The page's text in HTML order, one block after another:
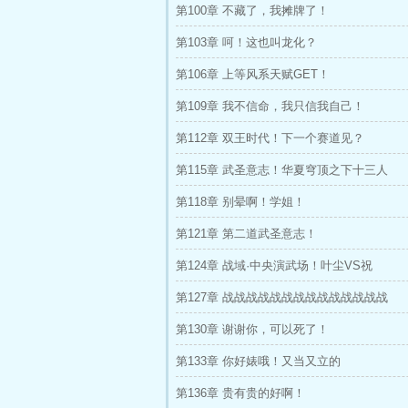
第100章 不藏了，我摊牌了！
第103章 呵！这也叫龙化？
第106章 上等风系天赋GET！
第109章 我不信命，我只信我自己！
第112章 双王时代！下一个赛道见？
第115章 武圣意志！华夏穹顶之下十三人
第118章 别晕啊！学姐！
第121章 第二道武圣意志！
第124章 战域·中央演武场！叶尘VS祝
第127章 战战战战战战战战战战战战战战
第130章 谢谢你，可以死了！
第133章 你好婊哦！又当又立的
第136章 贵有贵的好啊！